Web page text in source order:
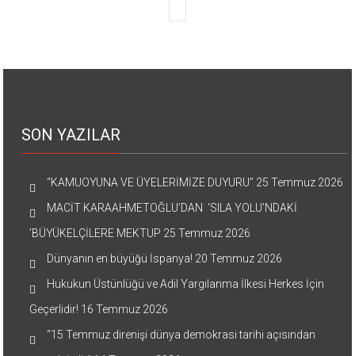
SON YAZILAR
“KAMUOYUNA VE ÜYELERİMİZE DUYURU” 25 Temmuz 2026
MACİT KARAAHMETOĞLU’DAN ‘SILA YOLU’NDAKİ
’BÜYÜKELÇİLERE MEKTUP 25 Temmuz 2026
Dünyanın en büyüğü İspanya! 20 Temmuz 2026
Hukukun Üstünlüğü ve Adil Yargılanma İlkesi Herkes İçin
Geçerlidir! 16 Temmuz 2026
“15 Temmuz direnişi dünya demokrasi tarihi açısından